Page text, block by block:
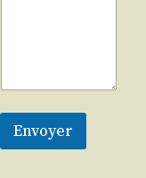
Envoyer